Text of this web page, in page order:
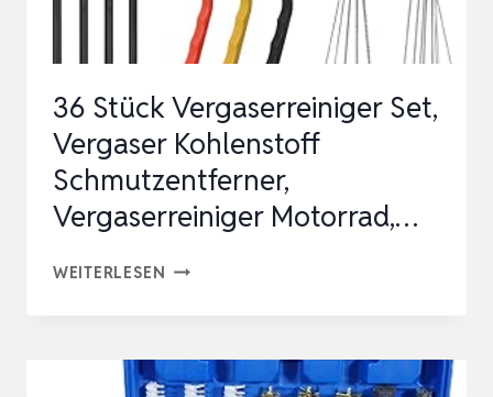
BIS
36 Stück Vergaserreiniger Set,
Vergaser Kohlenstoff
Schmutzentferner,
Vergaserreiniger Motorrad,…
WEITERLESEN 36
SET,